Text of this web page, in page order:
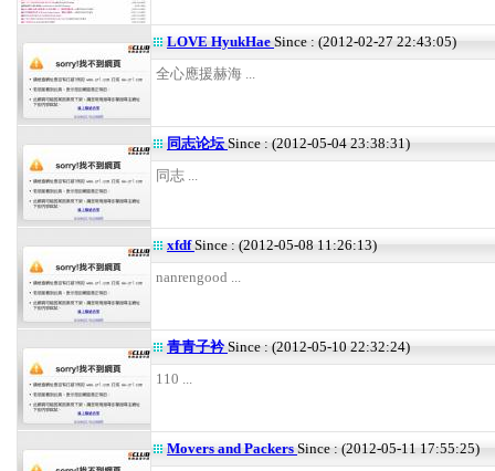
LOVE HyukHae Since : (2012-02-27 22:43:05)
全心應援赫海 ...
同志论坛Since : (2012-05-04 23:38:31)
同志 ...
xfdfSince : (2012-05-08 11:26:13)
nanrengood ...
青青子衿Since : (2012-05-10 22:32:24)
110 ...
Movers and Packers Since : (2012-05-11 17:55:25)